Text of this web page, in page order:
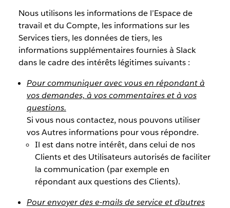
Nous utilisons les informations de l’Espace de
travail et du Compte, les informations sur les
Services tiers, les données de tiers, les
informations supplémentaires fournies à Slack
dans le cadre des intérêts légitimes suivants :
Pour communiquer avec vous en répondant à
vos demandes, à vos commentaires et à vos
questions.
Si vous nous contactez, nous pouvons utiliser
vos Autres informations pour vous répondre.
Il est dans notre intérêt, dans celui de nos
Clients et des Utilisateurs autorisés de faciliter
la communication (par exemple en
répondant aux questions des Clients).
Pour envoyer des e-mails de service et d’autres